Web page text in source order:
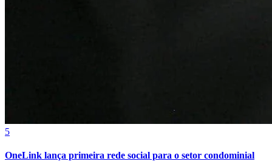
5
OneLink lança primeira rede social para o setor condominial